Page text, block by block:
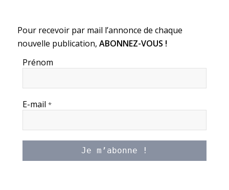
Pour recevoir par mail l’annonce de chaque
nouvelle publication, ABONNEZ-VOUS !
Prénom
E-mail *